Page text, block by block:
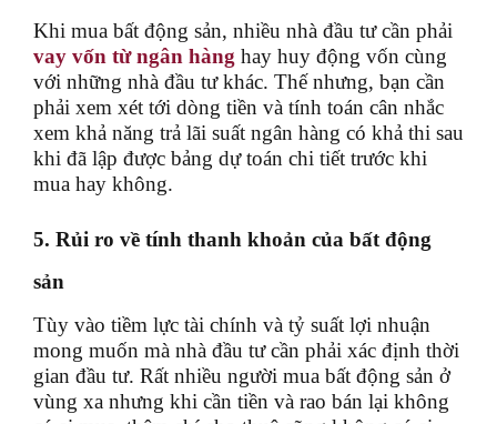
Khi mua bất động sản, nhiều nhà đầu tư cần phải
vay vốn từ ngân hàng hay huy động vốn cùng
với những nhà đầu tư khác. Thế nhưng, bạn cần
phải xem xét tới dòng tiền và tính toán cân nhắc
xem khả năng trả lãi suất ngân hàng có khả thi sau
khi đã lập được bảng dự toán chi tiết trước khi
mua hay không.
5. Rủi ro về tính thanh khoản của bất động
sản
Tùy vào tiềm lực tài chính và tỷ suất lợi nhuận
mong muốn mà nhà đầu tư cần phải xác định thời
gian đầu tư. Rất nhiều người mua bất động sản ở
vùng xa nhưng khi cần tiền và rao bán lại không